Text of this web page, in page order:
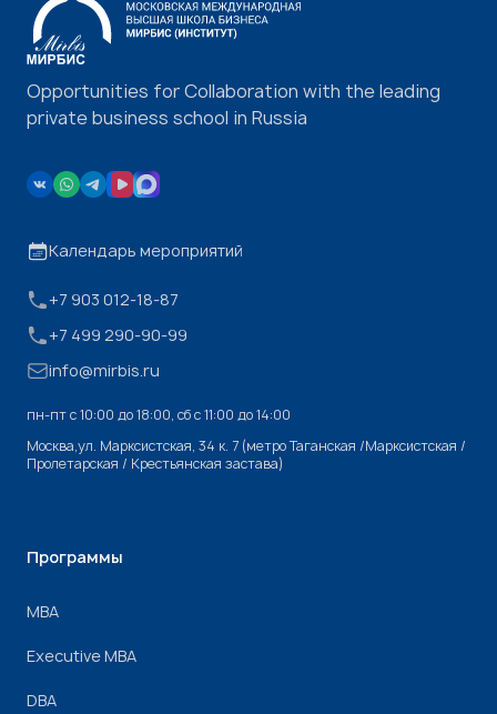
Opportunities for Collaboration with the leading
private business school in Russia
Календарь мероприятий
+7 903 012-18-87
+7 499 290-90-99
info@mirbis.ru
пн-пт с 10:00 до 18:00, cб с 11:00 до 14:00
Москва,ул. Марксистская, 34 к. 7 (метро Таганская /Марксистская /
Пролетарская / Крестьянская застава)
Программы
МВА
Executive MBA
DBA